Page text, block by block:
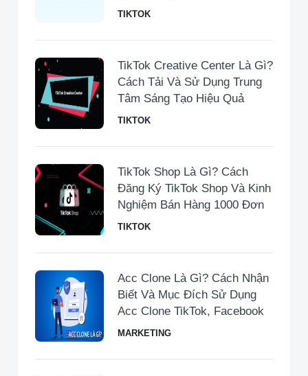
TIKTOK
TikTok Creative Center Là Gì?
Cách Tải Và Sử Dụng Trung
Tâm Sáng Tạo Hiệu Quả
TIKTOK
TikTok Shop Là Gì? Cách
Đăng Ký TikTok Shop Và Kinh
Nghiệm Bán Hàng 1000 Đơn
TIKTOK
Acc Clone Là Gì? Cách Nhận
Biết Và Mục Đích Sử Dụng
Acc Clone TikTok, Facebook
MARKETING